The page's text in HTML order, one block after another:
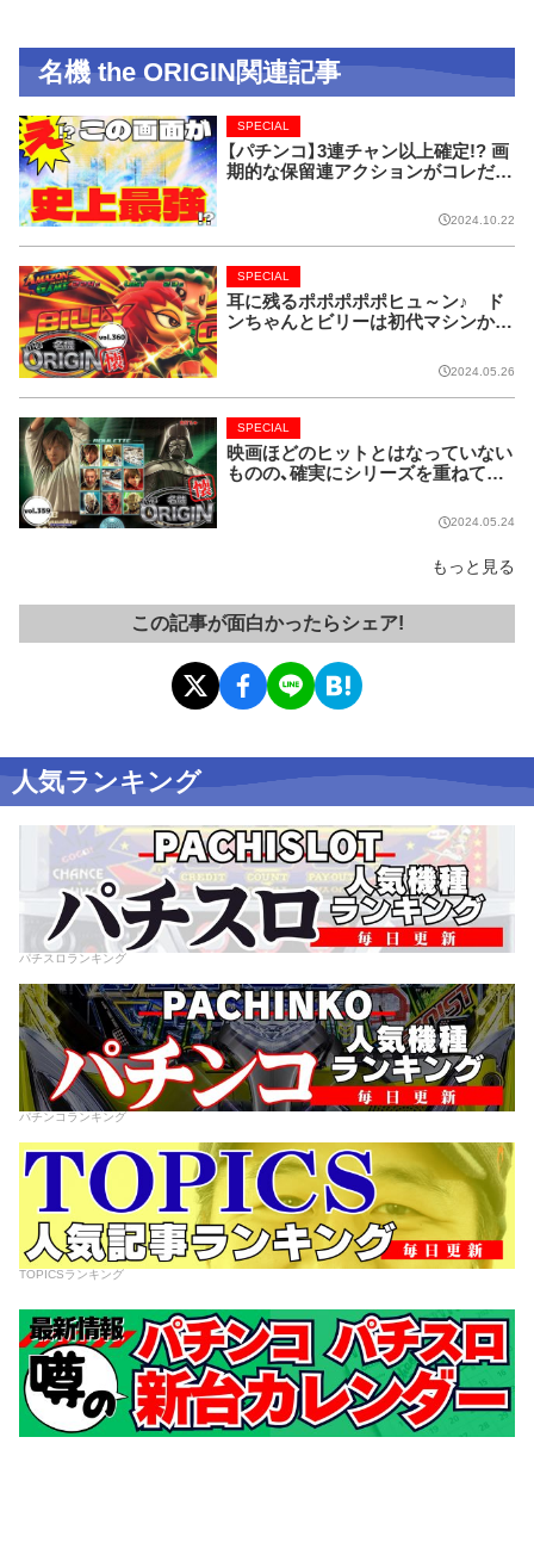
名機 the ORIGIN関連記事
【パチンコ】3連チャン以上確定!? 画
期的な保留連アクションがコレだ!
SPECIAL
2024.10.22
耳に残るポポポポポヒュ～ン♪ ド
ンちゃんとビリーは初代マシンから
SPECIAL
2024.05.26
映画ほどのヒットとはなっていない
ものの、確実にシリーズを重ねてい
SPECIAL
2024.05.24
もっと見る
この記事が面白かったらシェア!
人気ランキング
パチスロランキング
パチンコランキング
TOPICSランキング